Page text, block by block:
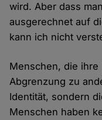
wird. Aber dass
ausgerechnet auf
kann ich nicht
Menschen, die ihre
Abgrenzung zu
Identität, sondern
Menschen haben